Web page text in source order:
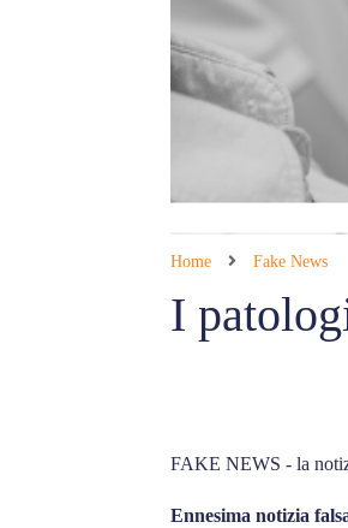
Home Fake News
I
FAKE NEWS - la
Ennesima notizia